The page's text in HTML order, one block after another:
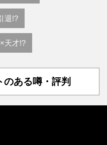
退!?
天才!?
ある噂・評判